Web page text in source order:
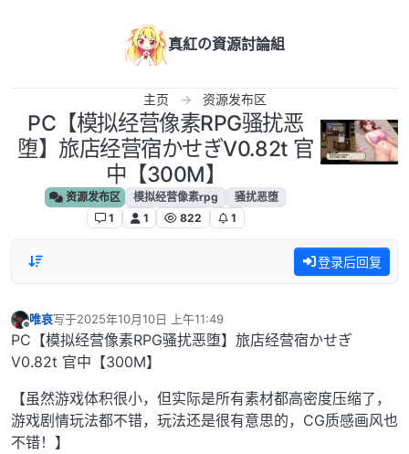
真紅の資源討論組
主页 资源发布区
PC【模拟经营像素RPG骚扰恶
堕】旅店经营宿かせぎV0.82t 官
中【300M】
资源发布区 模拟经营像素rpg
骚扰恶堕
1
1 822 1
登录后回复
离线
唯哀写于2025年10月10日 上午11:49
最后由 编辑
PC【模拟经营像素RPG骚扰恶堕】旅店经营宿かせぎ
V0.82t 官中【300M】
【虽然游戏体积很小，但实际是所有素材都高密度压缩了，
游戏剧情玩法都不错，玩法还是很有意思的，CG质感画风也
不错！】